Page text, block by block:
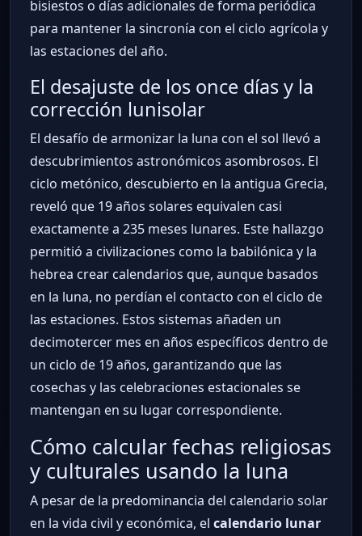
bisiestos o días adicionales de forma periódica
para mantener la sincronía con el ciclo agrícola y
las estaciones del año.
El desajuste de los once días y la
corrección lunisolar
El desafío de armonizar la luna con el sol llevó a
descubrimientos astronómicos asombrosos. El
ciclo metónico, descubierto en la antigua Grecia,
reveló que 19 años solares equivalen casi
exactamente a 235 meses lunares. Este hallazgo
permitió a civilizaciones como la babilónica y la
hebrea crear calendarios que, aunque basados
en la luna, no perdían el contacto con el ciclo de
las estaciones. Estos sistemas añaden un
decimotercer mes en años específicos dentro de
un ciclo de 19 años, garantizando que las
cosechas y las celebraciones estacionales se
mantengan en su lugar correspondiente.
Cómo calcular fechas religiosas
y culturales usando la luna
A pesar de la predominancia del calendario solar
en la vida civil y económica, el calendario lunar